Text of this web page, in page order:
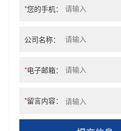
*您的手机：
公司名称：
*电子邮箱：
*留言内容：